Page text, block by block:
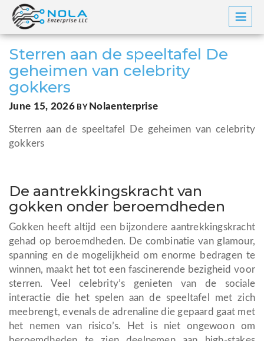
Skip
content
Sterren aan de speeltafel De
geheimen van celebrity
gokkers
June 15, 2026BY Nolaenterprise
Sterren aan de speeltafel De geheimen van celebrity
gokkers
De aantrekkingskracht van
gokken onder beroemdheden
Gokken heeft altijd een bijzondere aantrekkingskracht
gehad op beroemdheden. De combinatie van glamour,
spanning en de mogelijkheid om enorme bedragen te
winnen, maakt het tot een fascinerende bezigheid voor
sterren. Veel celebrity’s genieten van de sociale
interactie die het spelen aan de speeltafel met zich
meebrengt, evenals de adrenaline die gepaard gaat met
het nemen van risico’s. Het is niet ongewoon om